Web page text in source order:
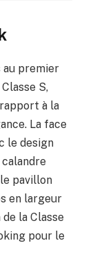
premier
S,
à la
La face
le design
pavillon
en largeur
la Classe
pour le